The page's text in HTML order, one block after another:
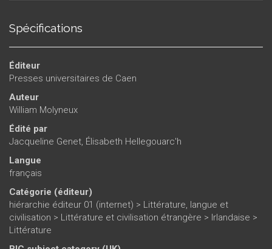
Spécifications
Éditeur
Presses universitaires de Caen
Auteur
William Molyneux
Édité par
Jacqueline Genet Élisabeth Hellegouarc'h
Langue
français
Catégorie (éditeur)
hiérarchie éditeur 01 (internet) > Littérature, langue et
civilisation > Littérature et civilisation étrangère > Irlandaise >
Littérature